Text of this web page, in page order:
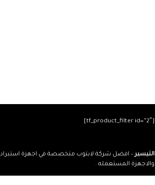
[tf_product_filter id=”2″]
التيسير – افضل شركة لابتوب متخصصة في اجهزة استيراد
والاجهزة المستعمله .